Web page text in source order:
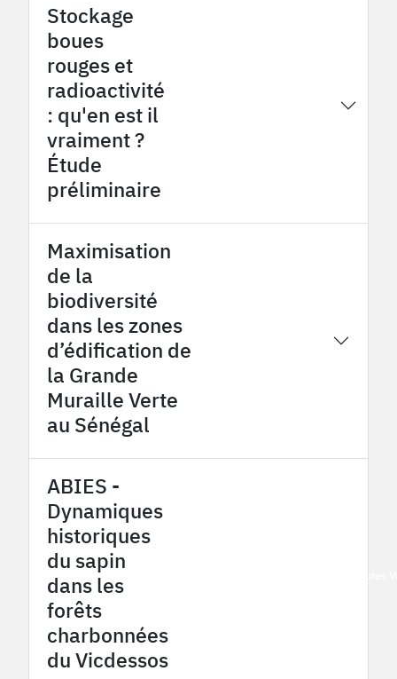
Stockage
boues
rouges et
radioactivité
: qu'en est il
vraiment ?
Étude
préliminaire
Maximisation
de la
biodiversité
dans les zones
d’édification de
la Grande
Muraille Verte
au Sénégal
ABIES -
Dynamiques
historiques
du sapin
dans les
forêts
charbonnées
du Vicdessos